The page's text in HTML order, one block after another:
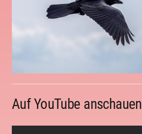
Auf YouTube anschauen